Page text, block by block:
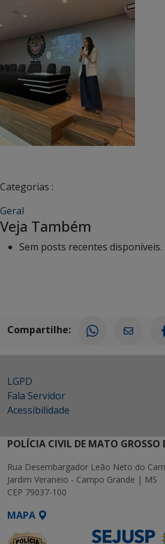
Categorias :
Geral
Veja Também
Sem posts recentes disponíveis.
Compartilhe:
LGPD
Fala Servidor
Acessibilidade
POLÍCIA CIVIL DE MATO GROSSO
Rua Desembargador Leão Neto do
Jardim Veraneio - Campo Grande | MS
CEP 79037-100
MAPA